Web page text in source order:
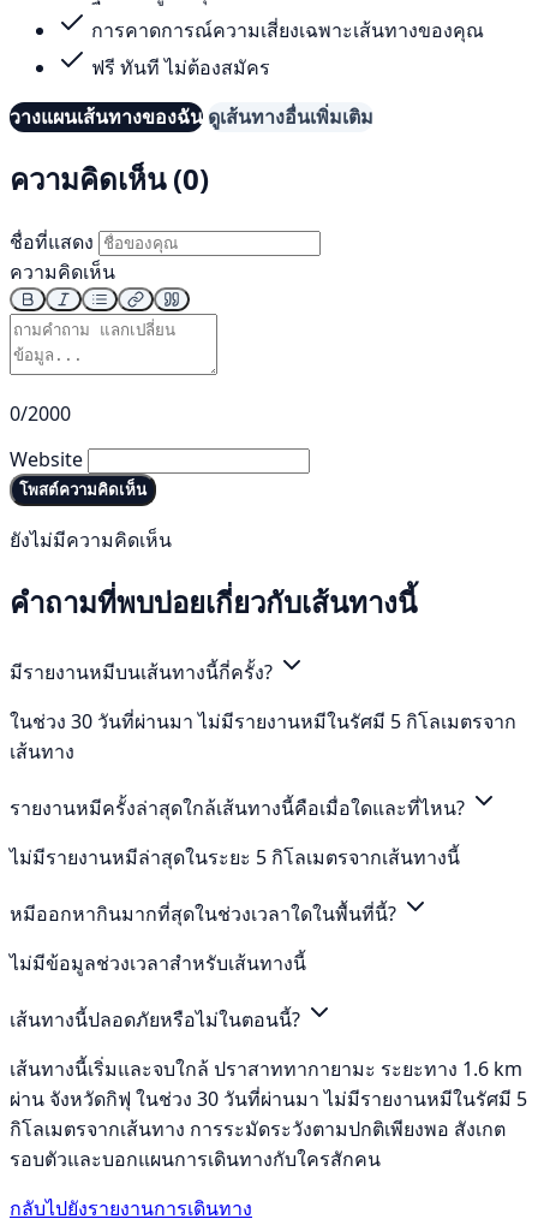
การคาดการณ์ความเสี่ยงเฉพาะเส้นทางของคุณ
ฟรี ทันที ไม่ต้องสมัคร
วางแผนเส้นทางของฉัน ดูเส้นทางอื่นเพิ่มเติม
ความคิดเห็น (0)
ชื่อที่แสดง
ความคิดเห็น
0/2000
Website
โพสต์ความคิดเห็น
ยังไม่มีความคิดเห็น
คำถามที่พบบ่อยเกี่ยวกับเส้นทางนี้
มีรายงานหมีบนเส้นทางนี้กี่ครั้ง?
ในช่วง 30 วันที่ผ่านมา ไม่มีรายงานหมีในรัศมี 5 กิโลเมตรจาก
เส้นทาง
รายงานหมีครั้งล่าสุดใกล้เส้นทางนี้คือเมื่อใดและที่ไหน?
ไม่มีรายงานหมีล่าสุดในระยะ 5 กิโลเมตรจากเส้นทางนี้
หมีออกหากินมากที่สุดในช่วงเวลาใดในพื้นที่นี้?
ไม่มีข้อมูลช่วงเวลาสำหรับเส้นทางนี้
เส้นทางนี้ปลอดภัยหรือไม่ในตอนนี้?
เส้นทางนี้เริ่มและจบใกล้ ปราสาททากายามะ ระยะทาง 1.6 km
ผ่าน จังหวัดกิฟุ ในช่วง 30 วันที่ผ่านมา ไม่มีรายงานหมีในรัศมี 5
กิโลเมตรจากเส้นทาง การระมัดระวังตามปกติเพียงพอ สังเกต
รอบตัวและบอกแผนการเดินทางกับใครสักคน
กลับไปยังรายงานการเดินทาง